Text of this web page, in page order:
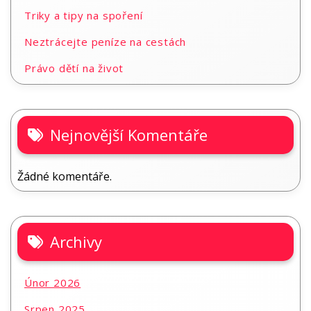
Triky a tipy na spoření
Neztrácejte peníze na cestách
Právo dětí na život
Nejnovější Komentáře
Žádné komentáře.
Archivy
Únor 2026